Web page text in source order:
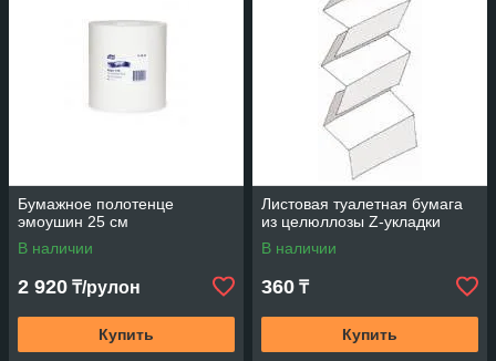
Бумажное полотенце
эмоушин 25 см
В наличии
2 920 ₸/рулон
Купить
Листовая туалетная бумага
из целюллозы Z-укладки
В наличии
360 ₸
Купить